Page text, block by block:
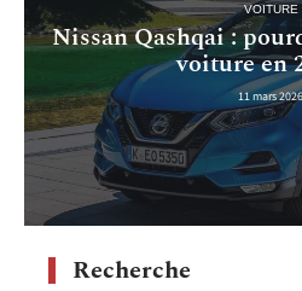
VOITURE
Nissan Qashqai :
voiture en
11 mars 2026
Recherche